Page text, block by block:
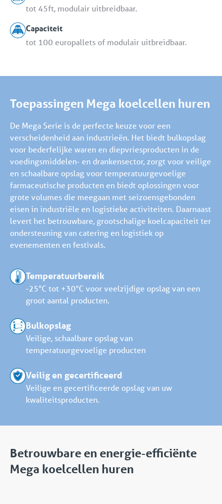
tot 45ft, modulair uitbreidbaar.
Capaciteit
tot 100 europallets of modulair uitbreidbaar.
Toepassingen Mega koelcellen huren
De Mega Serie is de perfecte keuze voor een
verscheidenheid aan industrieën. Het biedt bulkopslag
voor bederfelijke waren en diepvriesproducten in de
voedingsmiddelen- en drankensector, zorgt voor veilige
en schaalbare opslag voor temperatuurgevoelige
farmaceutische producten en biedt oplossingen voor
grote volumes die meegaan met seizoensgebonden
eisen in industriële en logistieke activiteiten. Daarnaast
levert het betrouwbare, grootschalige koelcapaciteit ter
ondersteuning van catering en logistiek op
evenementen en festivals.
Temperatuurbereik
-25°C tot +30°C voor veelzijdige opslag van een
groot aantal producten.
Bulkopslag
Veilige, schaalbare opslag van
temperatuurgevoelige producten
Veilig en gecertificeerd
Veilige en gecertificeerde opslag van uw
kwaliteitsproducten.
Betrouwbare en energie-efficiënte
Mega koelcellen huren